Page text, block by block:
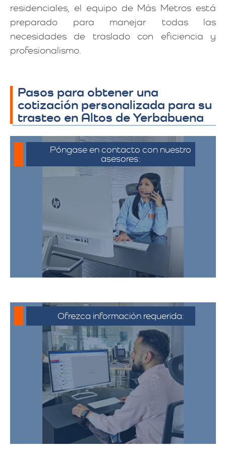
residenciales, el equipo de Más Metros está
preparado para manejar todas las
necesidades de traslado con eficiencia y
profesionalismo.
Pasos para obtener una
cotización personalizada para su
trasteo en Altos de Yerbabuena
Póngase en contacto con nuestro
asesores:
Para iniciar el proceso de solicitud de
cotización, puede comunicarse a través
de whatsapp haciendo click en cotizar.​
Ofrezca información requerida:
Debe proporcionar información detallada
sobre la mudanza, incluyendo la dirección
de origen y destino, el tipo y cantidad de
pertenencias.​